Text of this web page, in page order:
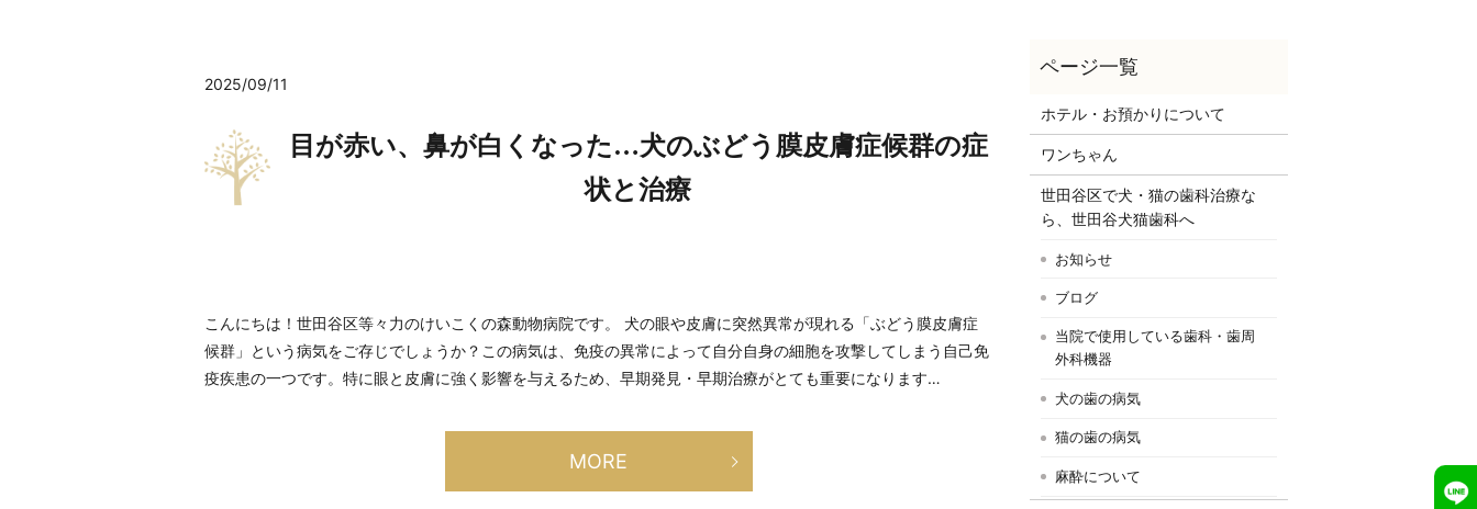
2025/09/11
目が赤い、鼻が白くなった…犬のぶどう膜皮膚症候群の症
状と治療
こんにちは！世田谷区等々力のけいこくの森動物病院です。 犬の眼や皮膚に突然異常が現れる「ぶどう膜皮膚症
候群」という病気をご存じでしょうか？この病気は、免疫の異常によって自分自身の細胞を攻撃してしまう自己免
疫疾患の一つです。特に眼と皮膚に強く影響を与えるため、早期発見・早期治療がとても重要になります…
MORE
ホテル・お預かりについて
ワンちゃん
世田谷区で犬・猫の歯科治療な
ら、世田谷犬猫歯科へ
お知らせ
ブログ
当院で使用している歯科・歯周
外科機器
犬の歯の病気
猫の歯の病気
麻酔について